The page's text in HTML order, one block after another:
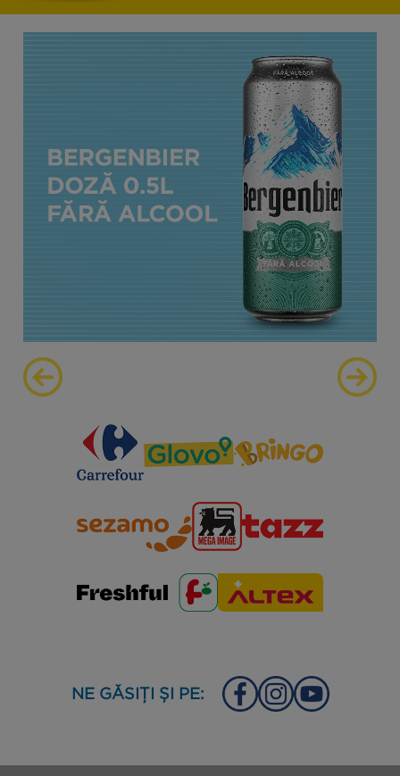
NE GĂSIȚI ȘI PE: